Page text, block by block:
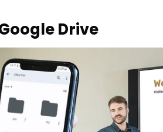
Drive